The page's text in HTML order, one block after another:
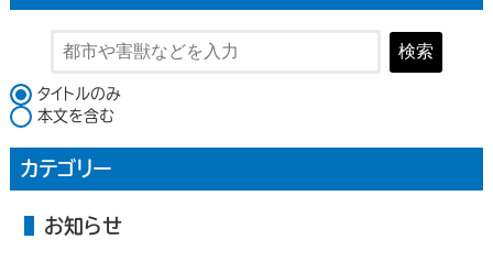
検索
検索対象
タイトルのみ
本文を含む
カテゴリー
お知らせ